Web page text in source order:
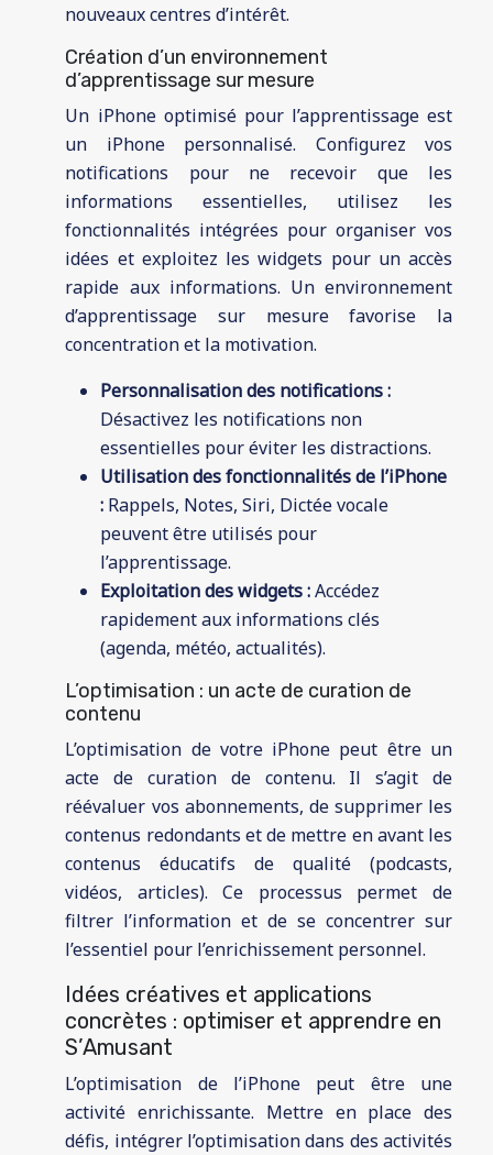
nouveaux centres d’intérêt.
Création d’un environnement
d’apprentissage sur mesure
Un iPhone optimisé pour l’apprentissage est
un iPhone personnalisé. Configurez vos
notifications pour ne recevoir que les
informations essentielles, utilisez les
fonctionnalités intégrées pour organiser vos
idées et exploitez les widgets pour un accès
rapide aux informations. Un environnement
d’apprentissage sur mesure favorise la
concentration et la motivation.
Personnalisation des notifications :
Désactivez les notifications non
essentielles pour éviter les distractions.
Utilisation des fonctionnalités de l’iPhone
: Rappels, Notes, Siri, Dictée vocale
peuvent être utilisés pour
l’apprentissage.
Exploitation des widgets :Accédez
rapidement aux informations clés
(agenda, météo, actualités).
L’optimisation : un acte de curation de
contenu
L’optimisation de votre iPhone peut être un
acte de curation de contenu. Il s’agit de
réévaluer vos abonnements, de supprimer les
contenus redondants et de mettre en avant les
contenus éducatifs de qualité (podcasts,
vidéos, articles). Ce processus permet de
filtrer l’information et de se concentrer sur
l’essentiel pour l’enrichissement personnel.
Idées créatives et applications
concrètes : optimiser et apprendre en
S’Amusant
L’optimisation de l’iPhone peut être une
activité enrichissante. Mettre en place des
défis, intégrer l’optimisation dans des activités